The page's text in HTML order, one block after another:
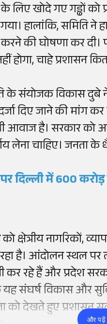
के लिए खोदे गए गड्ढों
गया। हालांकि, समिति
की घोषणा कर दी।
होगा, चाहे प्रशासन
संयोजक विकास दुबे ने
दिए जाने की मांग
आवाज है। सरकार को
लेना चाहिए। जनता के
दिल्ली में 600
क्षेत्रीय नागरिकों,
है। आंदोलन स्थल पर
कर रहे हैं और प्रदेश
यह संघर्ष विकास और
को देखते हुए
और पढ़ें